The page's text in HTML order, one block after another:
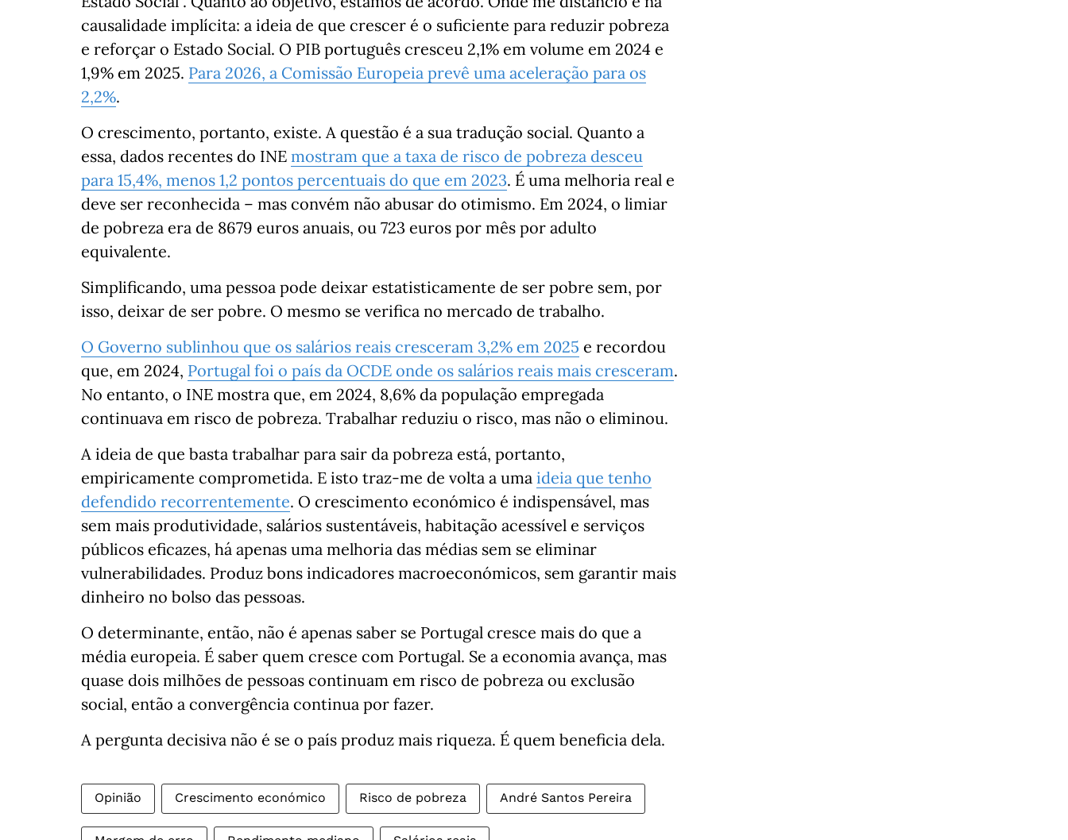
causalidade implícita: a ideia de que crescer é o suficiente para reduzir pobreza
e reforçar o Estado Social. O PIB português cresceu 2,1% em volume em 2024 e
1,9% em 2025. Para 2026, a Comissão Europeia prevê uma aceleração para os
2,2%.
O crescimento, portanto, existe. A questão é a sua tradução social. Quanto a
essa, dados recentes do INE mostram que a taxa de risco de pobreza desceu
para 15,4%, menos 1,2 pontos percentuais do que em 2023. É uma melhoria real e
deve ser reconhecida – mas convém não abusar do otimismo. Em 2024, o limiar
de pobreza era de 8679 euros anuais, ou 723 euros por mês por adulto
equivalente.
Simplificando, uma pessoa pode deixar estatisticamente de ser pobre sem, por
isso, deixar de ser pobre. O mesmo se verifica no mercado de trabalho.
O Governo sublinhou que os salários reais cresceram 3,2% em 2025 e recordou
que, em 2024, Portugal foi o país da OCDE onde os salários reais mais cresceram.
No entanto, o INE mostra que, em 2024, 8,6% da população empregada
continuava em risco de pobreza. Trabalhar reduziu o risco, mas não o eliminou.
A ideia de que basta trabalhar para sair da pobreza está, portanto,
empiricamente comprometida. E isto traz-me de volta a uma ideia que tenho
defendido recorrentemente. O crescimento económico é indispensável, mas
sem mais produtividade, salários sustentáveis, habitação acessível e serviços
públicos eficazes, há apenas uma melhoria das médias sem se eliminar
vulnerabilidades. Produz bons indicadores macroeconómicos, sem garantir mais
dinheiro no bolso das pessoas.
O determinante, então, não é apenas saber se Portugal cresce mais do que a
média europeia. É saber quem cresce com Portugal. Se a economia avança, mas
quase dois milhões de pessoas continuam em risco de pobreza ou exclusão
social, então a convergência continua por fazer.
A pergunta decisiva não é se o país produz mais riqueza. É quem beneficia dela.
Opinião Crescimento económico Risco de pobreza André Santos Pereira